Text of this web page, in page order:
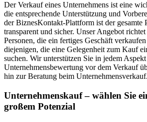
Der Verkauf eines Unternehmens ist eine
die entsprechende Unterstützung und
der BiznesKontakt-Plattform ist der gesamte
transparent und sicher. Unser Angebot
Personen, die ein fertiges Geschäft
diejenigen, die eine Gelegenheit zum Kauf
suchen. Wir unterstützen Sie in jedem
Unternehmensbewertung vor dem Verkauf
hin zur Beratung beim Unternehmensverkauf.
Unternehmenskauf – wählen Sie
großem Potenzial